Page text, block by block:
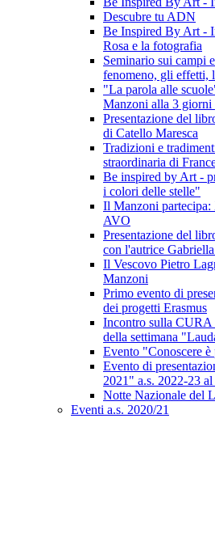
Descubre tu ADN
Be Inspired By Art -
Rosa e la fotografia
Seminario sui campi
fenomeno, gli effetti,
"La parola alle
Manzoni alla 3 giorni
Presentazione del
di Catello Maresca
Tradizioni e
straordinaria di
Be inspired by Art -
i colori delle stelle"
Il Manzoni
AVO
Presentazione del
con l'autrice
Il Vescovo Pietro
Manzoni
Primo evento di
dei progetti Erasmus
Incontro sulla
della settimana
Evento "Conoscere è
Evento di
2021" a.s. 2022-23
Notte Nazionale del
Eventi a.s. 2020/21